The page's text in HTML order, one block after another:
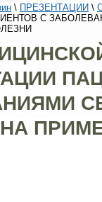
\ ПРЕЗЕНТАЦИИ \
С